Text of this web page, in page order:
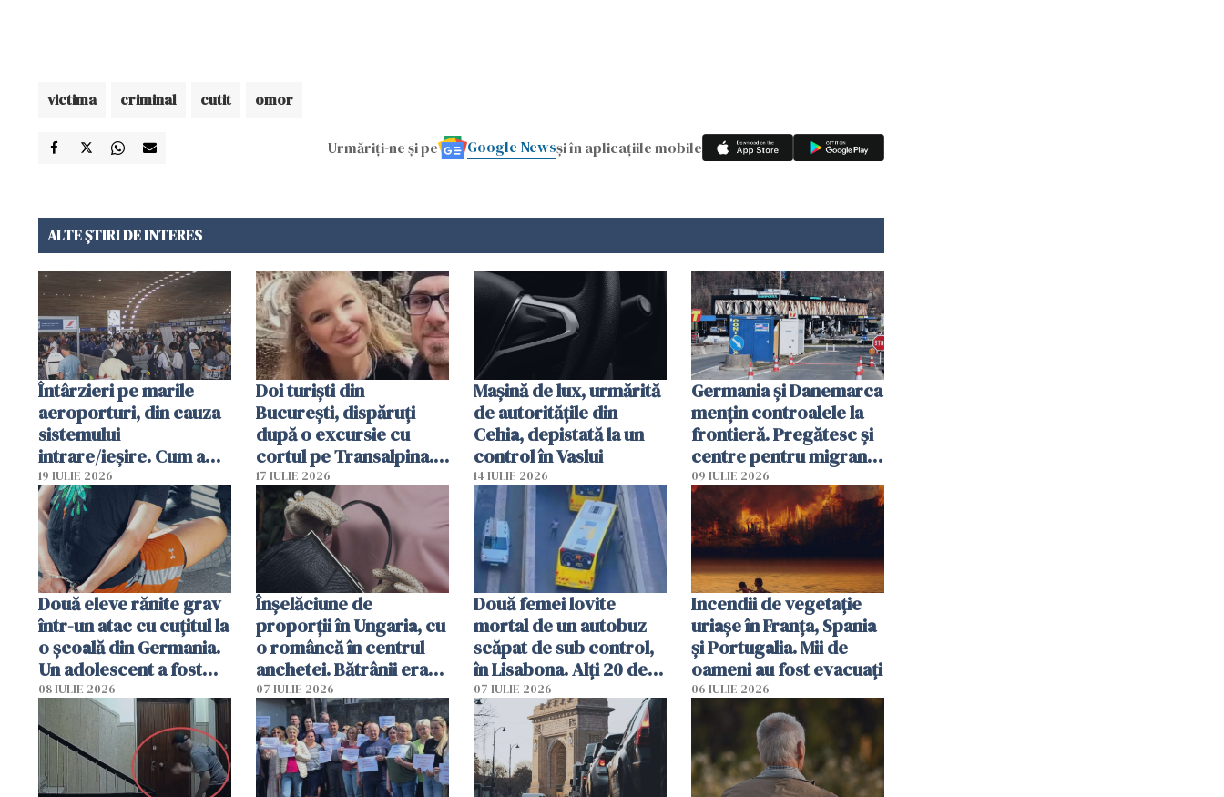
victima criminal cutit omor
Urmăriți-ne și pe Google Newsși în aplicațiile mobile
ALTE ȘTIRI DE INTERES
Întârzieri pe marile
aeroporturi, din cauza
sistemului
intrare/ieșire. Cum a
ajuns o femeie să fie
arestată în Cluj-Napoca
19 IULIE 2026
Doi turiști din
București, dispăruți
după o excursie cu
cortul pe Transalpina.
Poliția și familia îi caută
17 IULIE 2026
Mașină de lux, urmărită
de autoritățile din
Cehia, depistată la un
control în Vaslui
14 IULIE 2026
Germania și Danemarca
mențin controalele la
frontieră. Pregătesc și
centre pentru migranții
respinși din UE
09 IULIE 2026
Două eleve rănite grav
într-un atac cu cuțitul la
o școală din Germania.
Un adolescent a fost
arestat
08 IULIE 2026
Înșelăciune de
proporții în Ungaria, cu
o româncă în centrul
anchetei. Bătrânii erau
puși să lase la poartă
genți cu aur și bani
07 IULIE 2026
Două femei lovite
mortal de un autobuz
scăpat de sub control,
în Lisabona. Alți 20 de
oameni sunt răniți
07 IULIE 2026
Incendii de vegetație
uriașe în Franța, Spania
și Portugalia. Mii de
oameni au fost evacuați
06 IULIE 2026